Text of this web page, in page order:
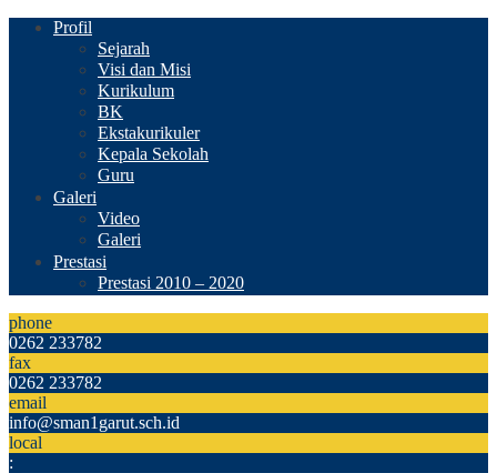
Profil
Sejarah
Visi dan Misi
Kurikulum
BK
Ekstakurikuler
Kepala Sekolah
Guru
Galeri
Video
Galeri
Prestasi
Prestasi 2010 – 2020
phone
0262 233782
fax
0262 233782
email
info@sman1garut.sch.id
local
: